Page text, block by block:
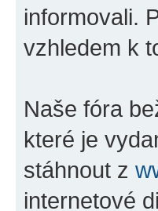
informovali.
vzhledem k
Naše fóra
které je
stáhnout z
internetové